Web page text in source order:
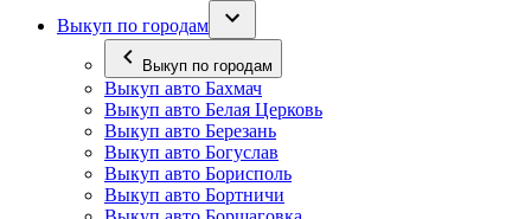
Выкуп по городам
Выкуп по городам
Выкуп авто Бахмач
Выкуп авто Белая Церковь
Выкуп авто Березань
Выкуп авто Богуслав
Выкуп авто Борисполь
Выкуп авто Бортничи